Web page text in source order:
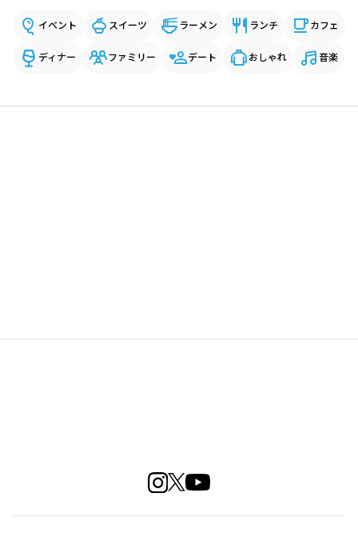
イベント スイーツ ラーメン ランチ カフェ
ディナー ファミリー デート おしゃれ 音楽